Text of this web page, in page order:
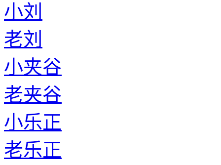
小刘
老刘
小夹谷
老夹谷
小乐正
老乐正